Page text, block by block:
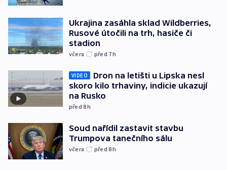
Ukrajina zasáhla sklad Wildberries,
Rusové útočili na trh, hasiče či
stadion
včera před 7h
VIDEO
Dron na letišti u Lipska nesl
skoro kilo trhaviny, indicie ukazují
na Rusko
před 8h
Soud nařídil zastavit stavbu
Trumpova tanečního sálu
včera před 8h